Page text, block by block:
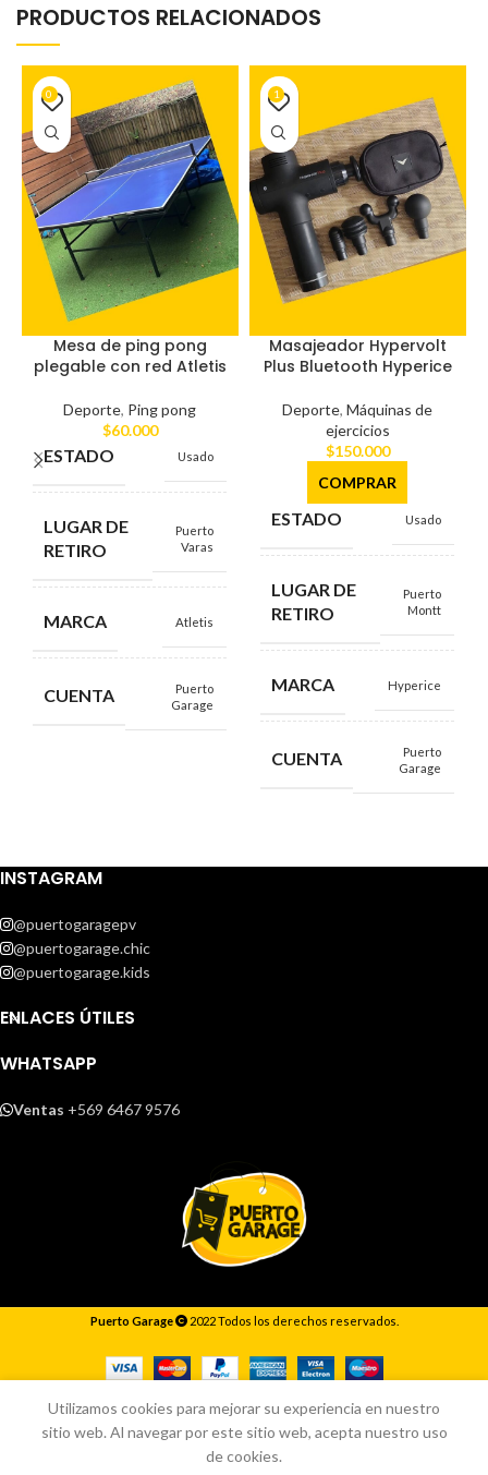
PRODUCTOS RELACIONADOS
Mesa de ping pong
plegable con red Atletis
Deporte, Ping pong
$60.000
ESTADO Usado
LUGAR DE
RETIRO
Puerto
Varas
MARCA Atletis
CUENTA
Puerto
Garage
0
Masajeador Hypervolt
Plus Bluetooth Hyperice
Deporte,Máquinas de
ejercicios
$150.000
COMPRAR
ESTADO Usado
LUGAR DE
RETIRO
Puerto
Montt
MARCA Hyperice
CUENTA
Puerto
Garage
1
INSTAGRAM
@puertogaragepv
@puertogarage.chic
@puertogarage.kids
ENLACES ÚTILES
WHATSAPP
Ventas +569 6467 9576
Puerto Garage 2022 Todos los derechos reservados.
Utilizamos cookies para mejorar su experiencia en nuestro
sitio web. Al navegar por este sitio web, acepta nuestro uso
de cookies.